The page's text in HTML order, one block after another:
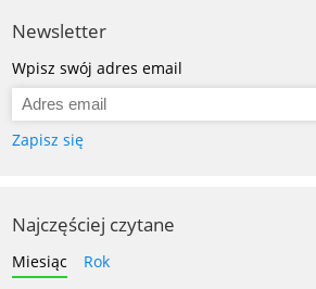
Newsletter
Wpisz swój adres email
Zapisz się
Najczęściej czytane
Miesiąc
Rok